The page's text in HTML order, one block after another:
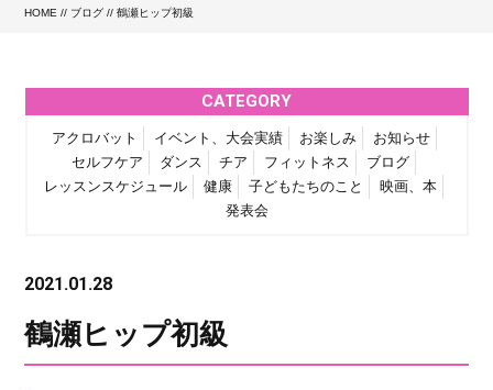
HOME // ブログ // 鶴瀬ヒップ初級
CATEGORY
アクロバット イベント、大会実績 お楽しみ
お知らせ
セルフケア
ダンス チア フィットネス
ブログ
レッスンスケジュール
健康 子どもたちのこと
映画、本
発表会
2021.01.28
鶴瀬ヒップ初級